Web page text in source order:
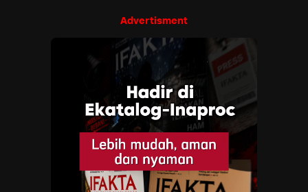
Advertisment